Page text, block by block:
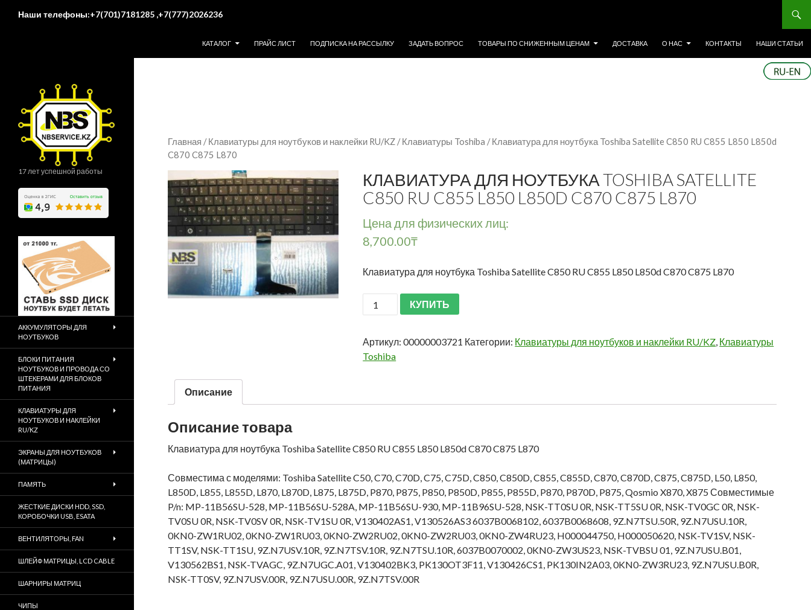
Наши телефоны:+7(701)7181285 ,+7(777)2026236
КАТАЛОГ
ПРАЙС ЛИСТ ПОДПИСКА НА РАССЫЛКУ ЗАДАТЬ ВОПРОС ТОВАРЫ ПО СНИЖЕННЫМ ЦЕНАМ ДОСТАВКА О НАС КОНТАКТЫ НАШИ СТАТЬИ
Главная /Клавиатуры для ноутбуков и наклейки RU/KZ /Клавиатуры Toshiba / Клавиатура для ноутбука Toshiba Satellite C850 RU C855 L850 L850d
C870 C875 L870
КЛАВИАТУРА ДЛЯ НОУТБУКА TOSHIBA SATELLITE
C850 RU C855 L850 L850D C870 C875 L870
Цена для физических лиц:
8,700.00₸
Клавиатура для ноутбука Toshiba Satellite C850 RU C855 L850 L850d C870 C875 L870
КУПИТЬ
Артикул:00000003721 Категории: Клавиатуры для ноутбуков и наклейки RU/KZ Клавиатуры
Toshiba
Описание
Описание товара
Клавиатура для ноутбука Toshiba Satellite C850 RU C855 L850 L850d C870 C875 L870
Совместима с моделями: Toshiba Satellite C50, C70, C70D, C75, C75D, C850, C850D, C855, C855D, C870, C870D, C875, C875D, L50, L850,
L850D, L855, L855D, L870, L870D, L875, L875D, P870, P875, P850, P850D, P855, P855D, P870, P870D, P875, Qosmio X870, X875 Совместимые
P/n: MP-11B56SU-528, MP-11B56SU-528A, MP-11B56SU-930, MP-11B96SU-528, NSK-TT0SU 0R, NSK-TT5SU 0R, NSK-TV0GC 0R, NSK-
TV0SU 0R, NSK-TV0SV 0R, NSK-TV1SU 0R, V130402AS1, V130526AS3 6037B0068102, 6037B0068608, 9Z.N7TSU.50R, 9Z.N7USU.10R,
0KN0-ZW1RU02, 0KN0-ZW1RU03, 0KN0-ZW2RU02, 0KN0-ZW2RU03, 0KN0-ZW4RU23, H000044750, H000050620, NSK-TV1SV, NSK-
TT1SV, NSK-TT1SU, 9Z.N7USV.10R, 9Z.N7TSV.10R, 9Z.N7TSU.10R, 6037B0070002, 0KN0-ZW3US23, NSK-TVBSU 01, 9Z.N7USU.B01,
V130562BS1, NSK-TVAGC, 9Z.N7UGC.A01, V130402BK3, PK130OT3F11, V130426CS1, PK130IN2A03, 0KN0-ZW3RU23, 9Z.N7USU.B0R,
NSK-TT0SV, 9Z.N7USV.00R, 9Z.N7USU.00R, 9Z.N7TSV.00R
17 лет успешной работы
АККУМУЛЯТОРЫ ДЛЯ
НОУТБУКОВ
БЛОКИ ПИТАНИЯ
НОУТБУКОВ И ПРОВОДА СО
ШТЕКЕРАМИ ДЛЯ БЛОКОВ
ПИТАНИЯ
КЛАВИАТУРЫ ДЛЯ
НОУТБУКОВ И НАКЛЕЙКИ
RU/KZ
ЭКРАНЫ ДЛЯ НОУТБУКОВ
(МАТРИЦЫ)
ПАМЯТЬ
ЖЕСТКИЕ ДИСКИ HDD, SSD,
КОРОБОЧКИ USB, ESATA
ВЕНТИЛЯТОРЫ, FAN
ШЛЕЙФ МАТРИЦЫ, LCD CABLE
ШАРНИРЫ МАТРИЦ
ЧИПЫ